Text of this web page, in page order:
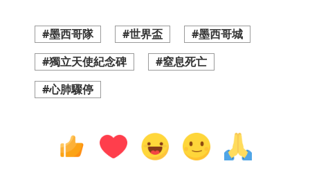
#墨西哥隊 #世界盃
#墨西哥城
#獨立天使紀念碑
#窒息死亡
#心肺驟停